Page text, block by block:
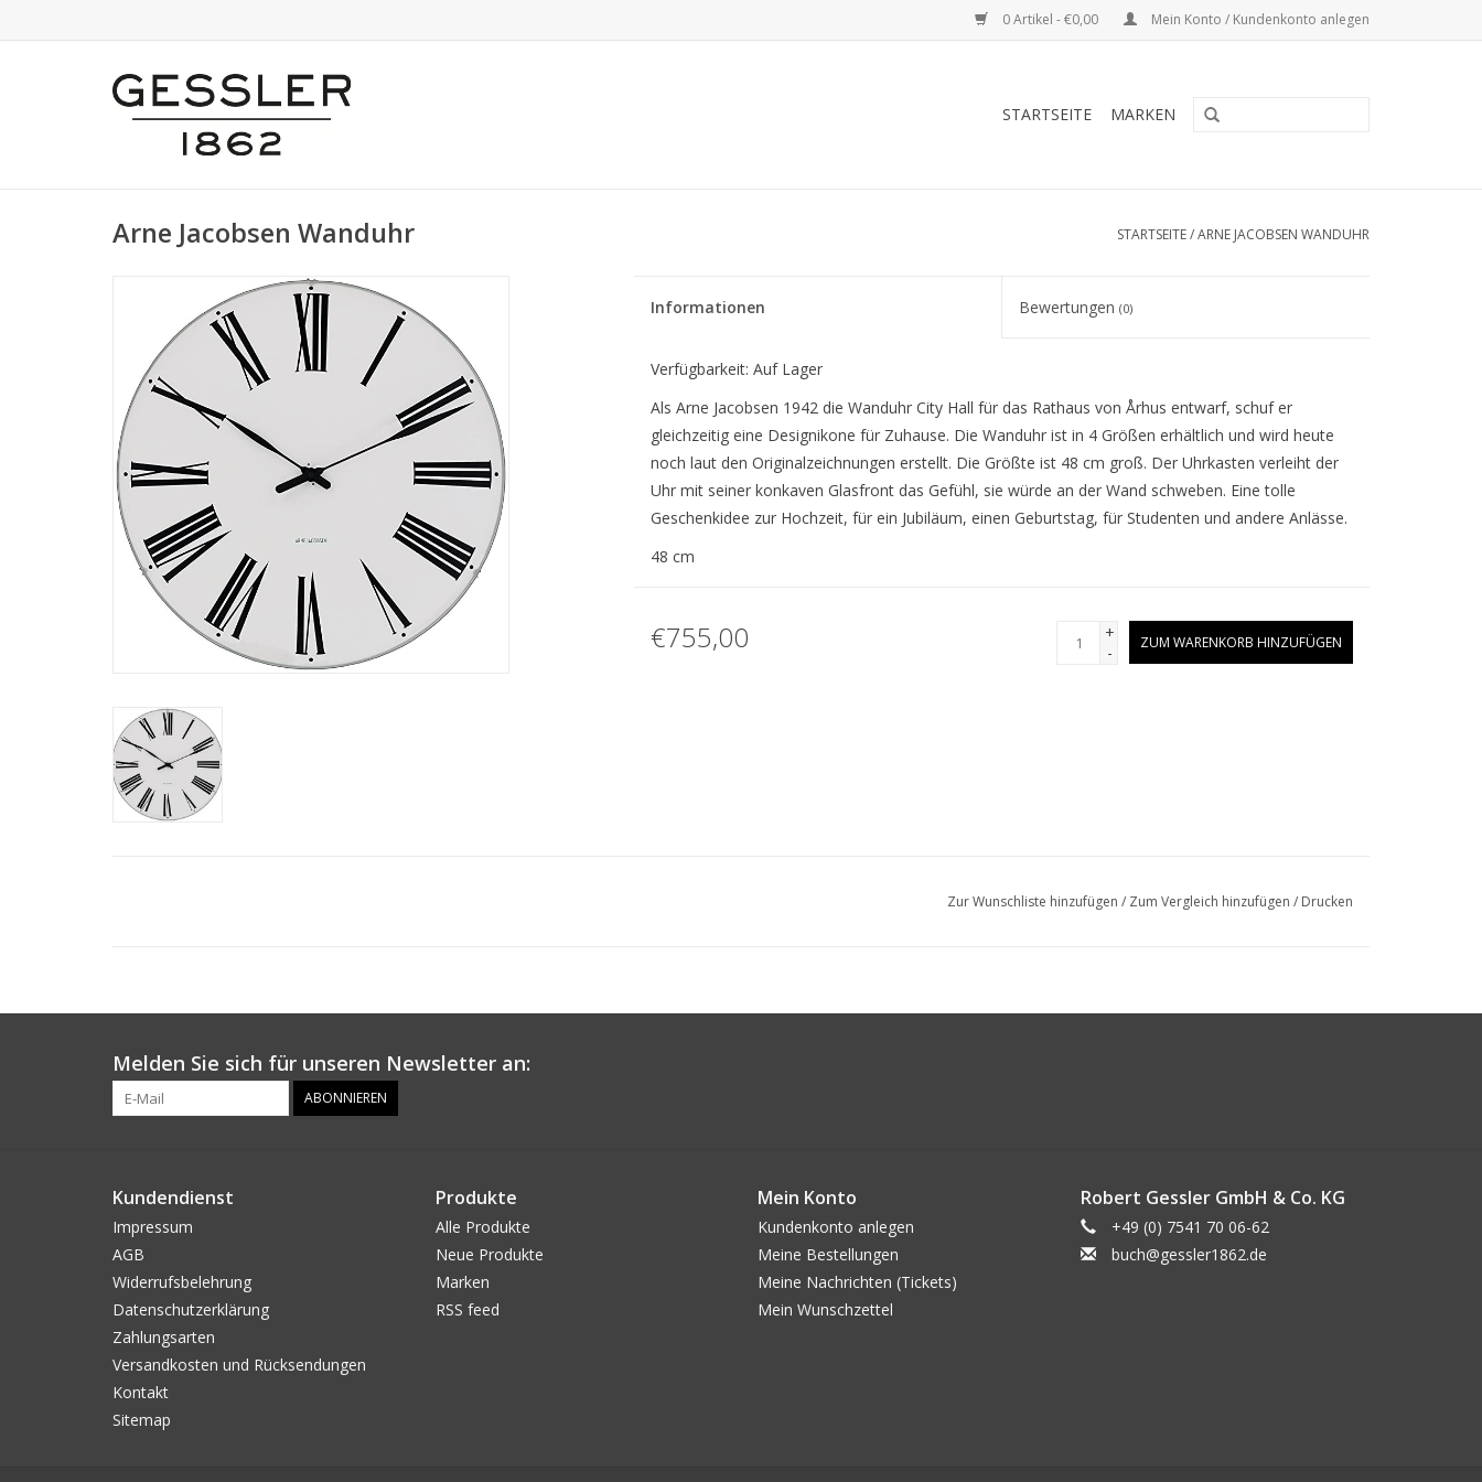
0 Artikel - €0,00 Mein Konto / Kundenkonto anlegen
STARTSEITE MARKEN
Arne Jacobsen Wanduhr STARTSEITE/ARNE JACOBSEN WANDUHR
Informationen Bewertungen(0)
Verfügbarkeit: Auf Lager
Als Arne Jacobsen 1942 die Wanduhr City Hall für das Rathaus von Århus entwarf, schuf er
gleichzeitig eine Designikone für Zuhause. Die Wanduhr ist in 4 Größen erhältlich und wird heute
noch laut den Originalzeichnungen erstellt. Die Größte ist 48 cm groß. Der Uhrkasten verleiht der
Uhr mit seiner konkaven Glasfront das Gefühl, sie würde an der Wand schweben. Eine tolle
Geschenkidee zur Hochzeit, für ein Jubiläum, einen Geburtstag, für Studenten und andere Anlässe.
48 cm
€755,00
+
-
ZUM WARENKORB HINZUFÜGEN
Zur Wunschliste hinzufügen / Zum Vergleich hinzufügen / Drucken
Melden Sie sich für unseren Newsletter an:
ABONNIEREN
Kundendienst
Impressum
AGB
Widerrufsbelehrung
Datenschutzerklärung
Zahlungsarten
Versandkosten und Rücksendungen
Kontakt
Sitemap
Produkte
Alle Produkte
Neue Produkte
Marken
RSS feed
Mein Konto
Kundenkonto anlegen
Meine Bestellungen
Meine Nachrichten (Tickets)
Mein Wunschzettel
Robert Gessler GmbH & Co. KG
+49 (0) 7541 70 06-62
buch@gessler1862.de